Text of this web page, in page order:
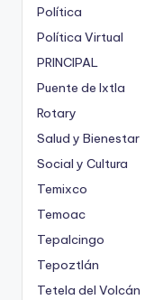
Política
Política Virtual
PRINCIPAL
Puente de Ixtla
Rotary
Salud y Bienestar
Social y Cultura
Temixco
Temoac
Tepalcingo
Tepoztlán
Tetela del Volcán